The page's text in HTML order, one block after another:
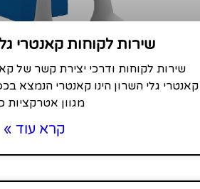
שירות לקוחות קאנטרי
שירות לקוחות ודרכי יצירת קשר של
קאנטרי גלי השרון הינו קאנטרי הנמצא
מגוון אטרקציות
קרא עוד »